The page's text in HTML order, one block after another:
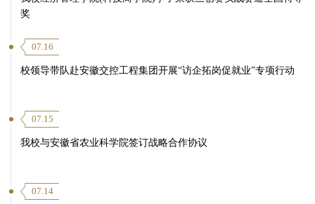
奖
07.16
校领导带队赴安徽交控工程集团开展“访企拓岗促就业”专项行动
07.15
我校与安徽省农业科学院签订战略合作协议
07.14